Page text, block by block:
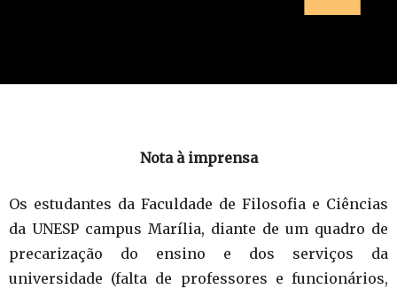
Nota à imprensa
Os estudantes da Faculdade de Filosofia e Ciências
da UNESP campus Marília, diante de um quadro de
precarização do ensino e dos serviços da
universidade (falta de professores e funcionários,